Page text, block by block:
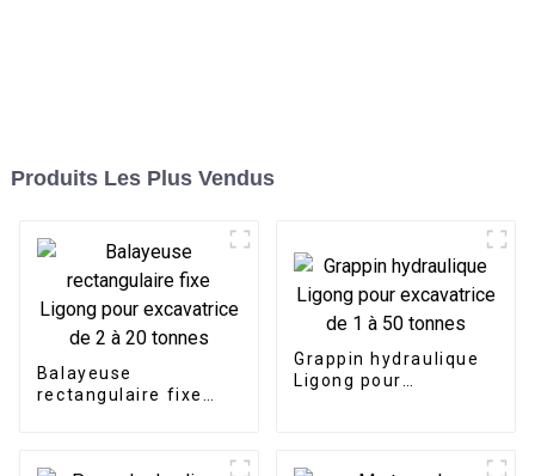
Produits Les Plus Vendus
Balayeuse
rectangulaire fixe
Grappin hydraulique
Ligong pour